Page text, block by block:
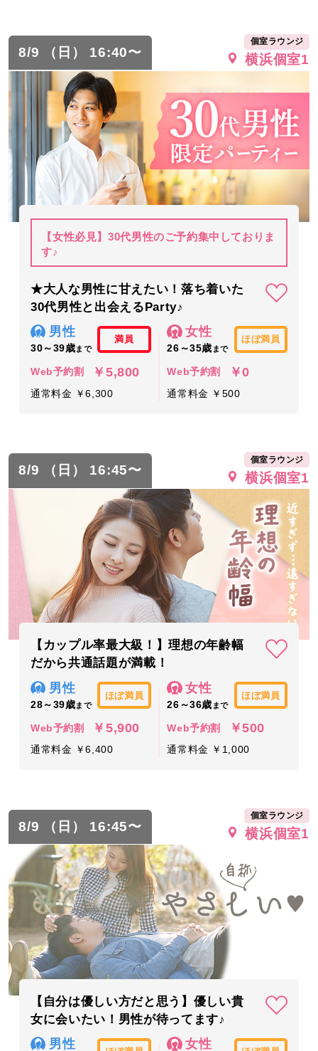
8/9 （日） 16:40〜
個室ラウンジ
横浜個室1
【女性必見】30代男性のご予約集中しておりま
す♪
★大人な男性に甘えたい！落ち着いた
30代男性と出会えるParty♪
男性
30～39歳まで
満員
Web予約割 ￥5,800
通常料金 ￥6,300
女性
26～35歳 まで
ほぼ満員
Web予約割 ￥0
通常料金 ￥500
8/9 （日） 16:45〜
個室ラウンジ
横浜個室1
【カップル率最大級！】理想の年齢幅
だから共通話題が満載！
男性
28～39歳まで
ほぼ満員
Web予約割 ￥5,900
通常料金 ￥6,400
女性
26～36歳 まで
ほぼ満員
Web予約割 ￥500
通常料金 ￥1,000
8/9 （日） 16:45〜
個室ラウンジ
横浜個室1
【自分は優しい方だと思う】優しい貴
女に会いたい！男性が待ってます♪
男性 女性